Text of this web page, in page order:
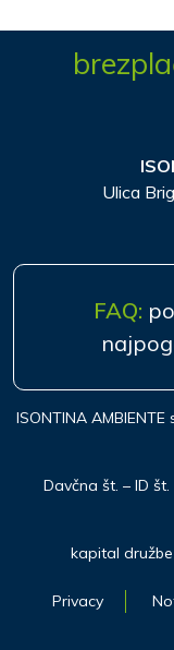
Ulica
FAQ:
ISONTINA
Davčna št. – ID
kapital
Privacy